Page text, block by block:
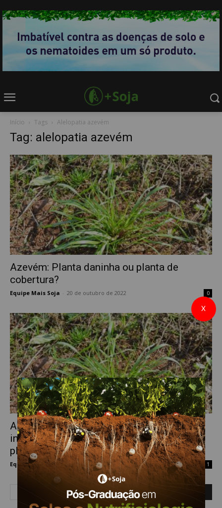
Início Tags Alelopatia azevém
Tag: alelopatia azevém
Azevém: Planta daninha ou planta de
cobertura?
Equipe Mais Soja 20 de outubro de 2022 0
Alelopatia do azevém: uma ferramenta
interessante no manejo integrado de
plantas...
Equipe Mais Soja - 11 de novembro de 2020 1
X